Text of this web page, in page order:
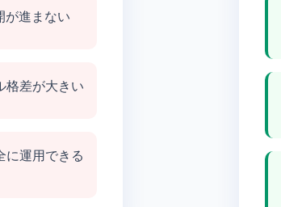
が進まない
格差が大きい
に運用できる